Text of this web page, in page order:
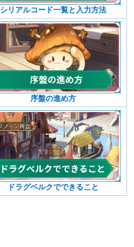
シリアルコード一覧と入力方法
序盤の進め方
ドラグベルクでできること